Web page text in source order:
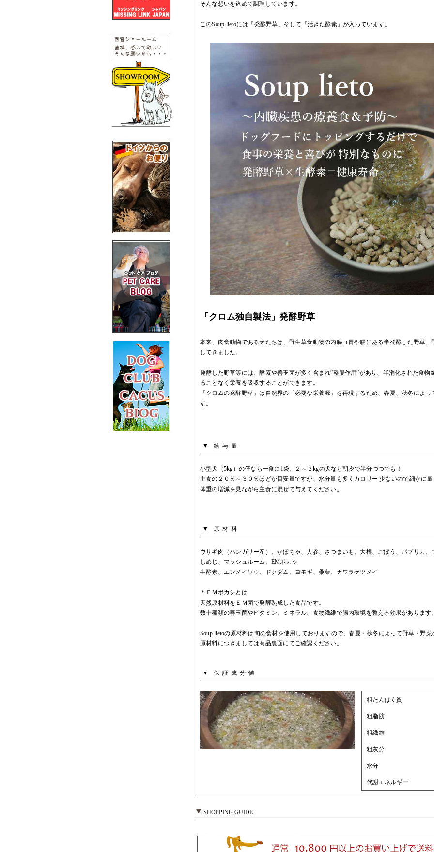
そんな想いを込めて調理しています。
このSoup lietoには「発酵野草」そして「活きた酵素」が入っています。
「クロム独自製法」発酵野草
本来、肉食動物である犬たちは、野生草食動物の内臓（胃や腸にある半発酵した野草
してきました。
発酵した野草等には、酵素や善玉菌が多く含まれ”整腸作用”があり、半消化された食
ることなく栄養を吸収することができます。
「クロムの発酵野草」は自然界の「必要な栄養源」を再現するため、春夏、秋冬によ
す。
給与量
小型犬（5kg）の仔なら一食に1袋、２～３kgの犬なら朝夕で半分づつでも！
主食の２０％～３０％ほどが目安量ですが、水分量も多くカロリー 少ないので細かに
体重の増減を見ながら主食に混ぜて与えてください。
原材料
ウサギ肉（ハンガリー産）、かぼちゃ、人参、さつまいも、大根、ごぼう、パプリカ
しめじ、マッシュルーム、EMボカシ
生酵素、エンメイソウ、ドクダム、ヨモギ、桑葉、カワラケツメイ
＊ＥＭボカシとは
天然原材料をＥＭ菌で発酵熟成した食品です。
数十種類の善玉菌やビタミン、ミネラル、食物繊維で腸内環境を整える効果があります
Soup lietoの原材料は旬の食材を使用しておりますので、春夏・秋冬によって野草・野
原材料につきましては商品裏面にてご確認ください。
保証成分値
粗たんぱく質
粗脂肪
粗繊維
粗灰分
水分
代謝エネルギー
SHOPPING GUIDE